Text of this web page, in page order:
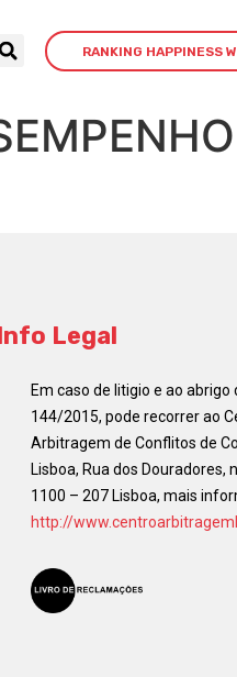
RANKING HAPPINESS
Legal
Em caso de litigio e ao abrigo
144/2015, pode recorrer ao
Arbitragem de Conflitos de
Lisboa, Rua dos Douradores,
1100 – 207 Lisboa, mais
http://